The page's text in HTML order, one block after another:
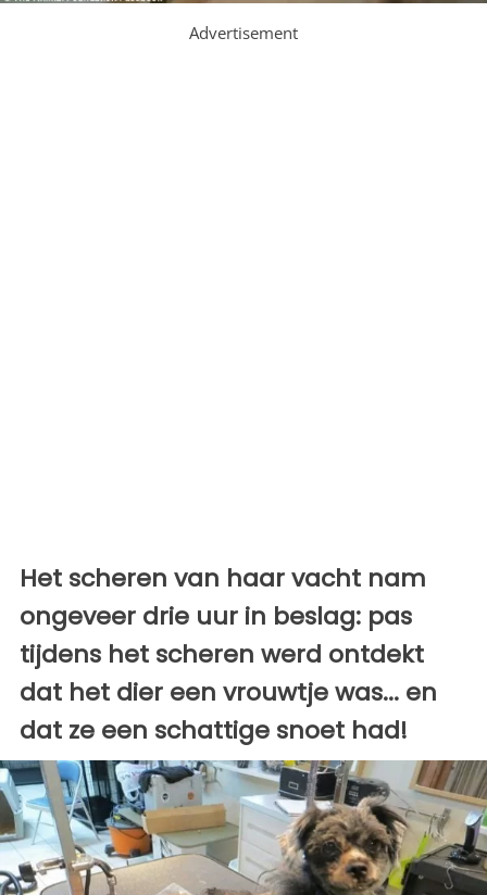
Advertisement
Het scheren van haar vacht nam
ongeveer drie uur in beslag: pas
tijdens het scheren werd ontdekt
dat het dier een vrouwtje was... en
dat ze een schattige snoet had!